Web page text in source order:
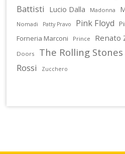
Battisti
Lucio Dalla Madonna
Nomadi Patty Pravo Pink Floyd
Forneria Marconi
Prince Renato
Doors
The Rolling Stones
Rossi
Zucchero